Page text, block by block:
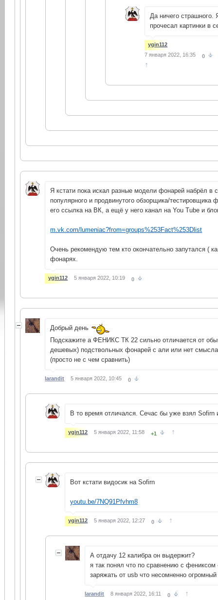
Да ничего страшного.
прочесал картинки в
ygin112
7 января 2022, 16:35
0
↑
Я кстати пока искал разные модели фонарей набрёл в
популярного и продвинутого обзорщика/тестировщика
его ссылка на ВК, а ещё у него канал на You Tube и
m.vk.com/lumeniac?from=groups%253Fact%253Dlist
Очень рекомендую тем кто окончательно запутался (
фонарях.
ygin112 5 января 2022, 10:19 0
Добрый день
Подскажите а ФЕНИКС ТК 22 сильно отличается от
дешевых) подствольных фонарей с али или нет
(просто не с чем сравнить)
larandit 5 января 2022, 10:45 0
В то время отличался. Сечас бы уже взял Sofirn
ygin112 5 января 2022, 11:58 +1 ↑
Вот кстати видосик на Sofirn
youtu.be/7NQ91Pfvhm8
ygin112 5 января 2022, 12:27 0 ↑
А отдачу 12 калибра он выдержит?
я так понял что по сравнению с фениксом
заряжать от usb что несомненно
larandit 8 января 2022, 16:11 0 ↑